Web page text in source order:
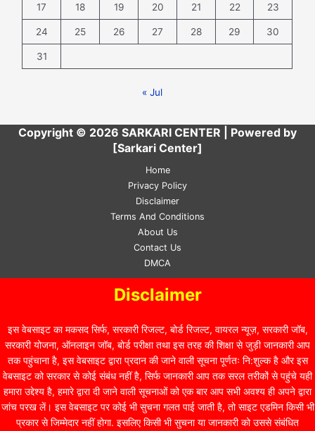
17 18 19 20 21 22 23
24 25 26 27 28 29 30
31
« Jul
Copyright © 2026 SARKARI CENTER | Powered by
[Sarkari Center]
Home
Privacy Policy
Disclaimer
Terms And Conditions
About Us
Contact Us
DMCA
Disclaimer
इस वेबसाइट का मकसद सिर्फ, सरकारी रिजल्ट, बोर्ड रिजल्ट, वायरल न्यूज़, सरकारी जॉब,
सरकारी योजना, ऑनलाइन जॉब, बोर्ड परीक्षा तथा इस तरह की शिक्षा से जुड़ी जानकारी आप
तक पहुंचाना है, इस वेबसाइट द्वारा प्रदान की जाने वाली सूचना पूर्णतः नि:शुल्क है और इस
वेबसाइट को सरकार से कोई संबंध नहीं है, सिर्फ जानकारी आप तक सरल तरीकों से पहुंचे यही
हमारा उद्देश्य है, हमारे द्वारा दी जाने वाली सूचनाओं को एक बार आप सभी अवश्य ही अपने द्वारा
जांच परख लें। इस वेबसाइट पर कोई भी सुचना गलत पाई जाती है, तो साइट एडमिन किसी भी
प्रकार से जिम्मेदार नहीं होगा. इसलिए किसी भी सुचना या जानकारी को उससे संबंधित